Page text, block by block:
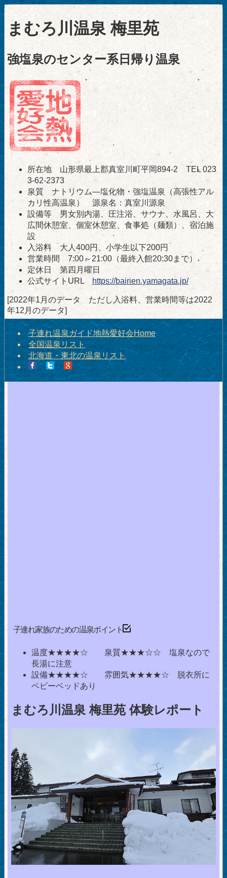
まむろ川温泉 梅里苑
強塩泉のセンター系日帰り温泉
所在地 山形県最上郡真室川町平岡894-2 TEL 023
3-62-2373
泉質 ナトリウム―塩化物・強塩温泉（高張性アル
カリ性高温泉） 源泉名：真室川源泉
設備等 男女別内湯、圧注浴、サウナ、水風呂、大
広間休憩室、個室休憩室、食事処（麺類）、宿泊施
設
入浴料 大人400円、小学生以下200円
営業時間 7:00～21:00（最終入館20:30まで）
定休日 第四月曜日
公式サイトURL
https://bairien.yamagata.jp/
[2022年1月のデータ ただし入浴料、営業時間等は2022
年12月のデータ]
子連れ温泉ガイド地熱愛好会Home
全国温泉リスト
北海道・東北の温泉リスト
子連れ家族のための温泉ポイント
温度★★★★☆ 泉質★★★☆☆ 塩泉なので
長湯に注意
設備★★★★☆ 雰囲気★★★★☆ 脱衣所に
ベビーベッドあり
まむろ川温泉 梅里苑 体験レポート